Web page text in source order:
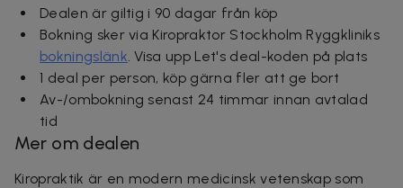
Dealen är giltig i 90 dagar från köp
Bokning sker via Kiropraktor Stockholm Ryggkliniks
bokningslänk . Visa upp Let's deal-koden på plats
1 deal per person, köp gärna fler att ge bort
Av-/ombokning senast 24 timmar innan avtalad
tid
Mer om dealen
Kiropraktik är en modern medicinsk vetenskap som